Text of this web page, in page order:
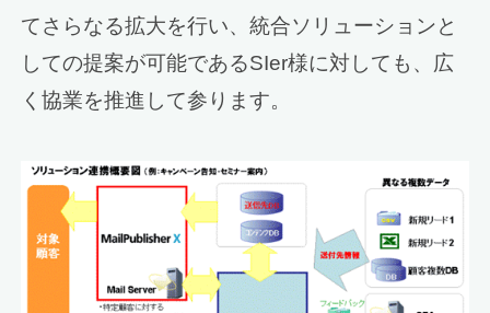
てさらなる拡大を行い、統合ソリューションと
しての提案が可能であるSIer様に対しても、広
く協業を推進して参ります。